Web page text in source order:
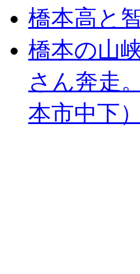
橋本高と
橋本の山
さん奔走
本市中下）